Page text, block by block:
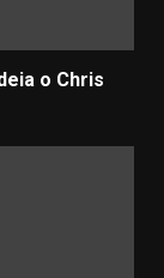
o Chris